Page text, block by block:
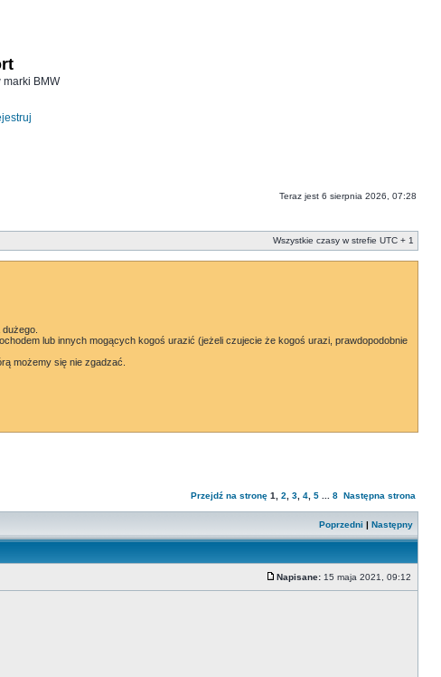
marki BMW
Teraz jest 6 sierpnia 2026, 07:28
Wszystkie czasy w strefie UTC + 1
lub innych mogących kogoś urazić (jeżeli czujecie że kogoś urazi, prawdopodobnie
możemy się nie zgadzać.
Przejdź na stronę 1 2 3 4 5 8 Następna strona
Poprzedni | Następny
Napisane: 15 maja 2021, 09:12